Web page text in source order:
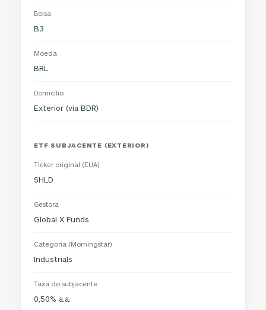
Bolsa
B3
Moeda
BRL
Domicílio
Exterior (via BDR)
ETF SUBJACENTE (EXTERIOR)
Ticker original (EUA)
SHLD
Gestora
Global X Funds
Categoria (Morningstar)
Industrials
Taxa do subjacente
0,50% a.a.